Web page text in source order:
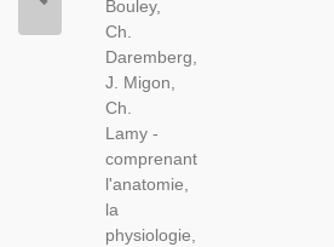
Bouley,
Ch.
Daremberg,
J. Migon,
Ch.
Lamy -
comprenant
l'anatomie,
la
physiologie,